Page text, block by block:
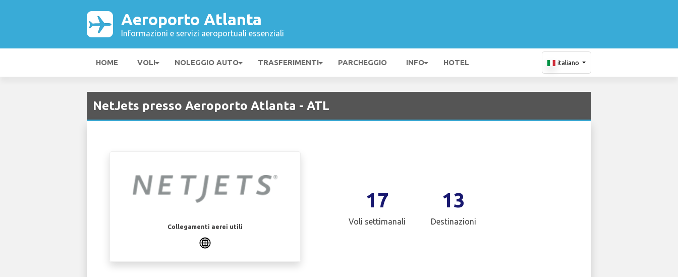
Aeroporto Atlanta
Informazioni e servizi aeroportuali essenziali
HOME VOLI NOLEGGIO AUTO TRASFERIMENTI PARCHEGGIO INFO HOTEL italiano
NetJets presso Aeroporto Atlanta - ATL
Collegamenti aerei utili
17
Voli settimanali
13
Destinazioni